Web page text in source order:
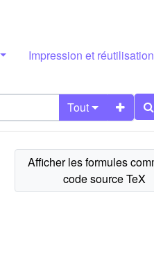
Impression et réutilisation
Tout